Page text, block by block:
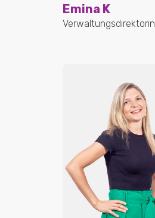
Emina K
Verwaltungsdirektorin